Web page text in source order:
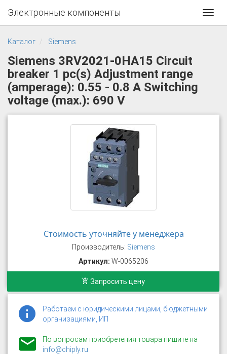
Электронные компоненты
Каталог Siemens
Siemens 3RV2021-0HA15 Circuit
breaker 1 pc(s) Adjustment range
(amperage): 0.55 - 0.8 A Switching
voltage (max.): 690 V
Стоимость уточняйте у менеджера
Производитель: Siemens
Артикул: W-0065206
Запросить цену
Работаем с юридическими лицами, бюджетными
организациями, ИП
По вопросам приобретения товара пишите на
info@chiply.ru